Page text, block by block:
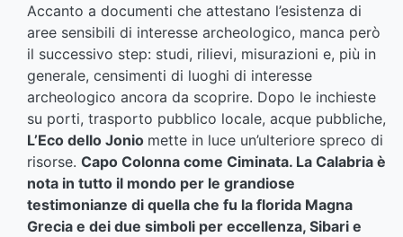
Accanto a documenti che attestano l’esistenza di
aree sensibili di interesse archeologico, manca però
il successivo step: studi, rilievi, misurazioni e, più in
generale, censimenti di luoghi di interesse
archeologico ancora da scoprire. Dopo le inchieste
su porti, trasporto pubblico locale, acque pubbliche,
L’Eco dello Jonio mette in luce un’ulteriore spreco di
risorse. Capo Colonna come Ciminata. La Calabria è
nota in tutto il mondo per le grandiose
testimonianze di quella che fu la florida Magna
Grecia e dei due simboli per eccellenza, Sibari e